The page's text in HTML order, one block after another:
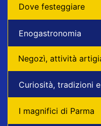
Dove festeggiare
Enogastronomia
Negozì, attività
Curiosità, tradizioni
I magnifici di Parma